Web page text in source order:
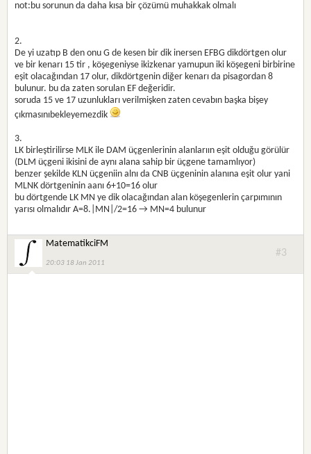
not:bu sorunun da daha kısa bir çözümü muhakkak olmalı
2.
De yi uzatıp B den onu G de kesen bir dik inersen EFBG dikdörtgen olur
ve bir kenarı 15 tir , köşegeniyse ikizkenar yamupun iki köşegeni birbirine
eşit olacağından 17 olur, dikdörtgenin diğer kenarı da pisagordan 8
bulunur. bu da zaten sorulan EF değeridir.
soruda 15 ve 17 uzunlukları verilmişken zaten cevabın başka bişey
çıkmasınıbekleyemezdik
3.
LK birleştirilirse MLK ile DAM üçgenlerinin alanlarıın eşit olduğu görülür
(DLM üçgeni ikisini de aynı alana sahip bir üçgene tamamlıyor)
benzer şekilde KLN üçgeniin alnı da CNB üçgeninin alanına eşit olur yani
MLNK dörtgeninin aanı 6+10=16 olur
bu dörtgende LK MN ye dik olacağından alan köşegenlerin çarpımının
yarısı olmalıdır A=8.|MN|/2=16 → MN=4 bulunur
MatematikciFM
20:03 18 Jan 2011
#3